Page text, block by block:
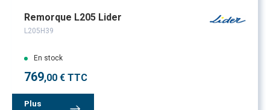
Remorque L205 Lider
L205H39
En stock
769,00 € TTC
Plus